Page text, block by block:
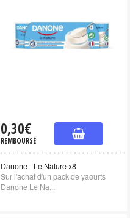
0,30€
REMBOURSÉ
Danone - Le Nature x8
Sur l'achat d'un pack de yaourts
Danone Le Na...